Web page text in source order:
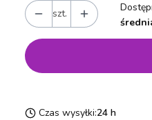
szt.
Czas wysyłki:24 h